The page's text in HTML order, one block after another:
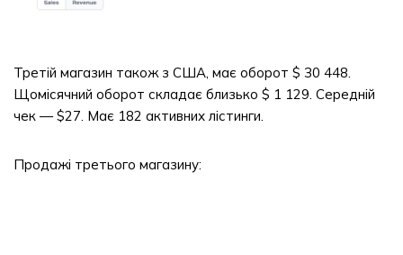
Третій магазин також з США, має оборот $ 30 448.
Щомісячний оборот складає близько $ 1 129. Середній
чек — $27. Має 182 активних лістинги.
Продажі третього магазину: